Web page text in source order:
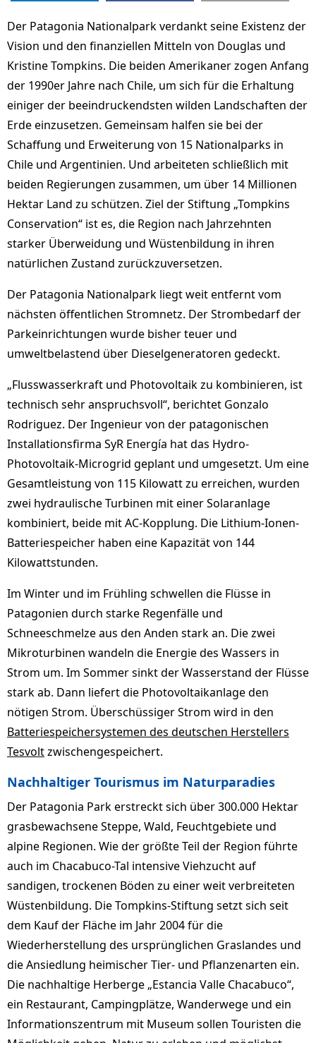
Der Patagonia Nationalpark verdankt seine Existenz der
Vision und den finanziellen Mitteln von Douglas und
Kristine Tompkins. Die beiden Amerikaner zogen Anfang
der 1990er Jahre nach Chile, um sich für die Erhaltung
einiger der beeindruckendsten wilden Landschaften der
Erde einzusetzen. Gemeinsam halfen sie bei der
Schaffung und Erweiterung von 15 Nationalparks in
Chile und Argentinien. Und arbeiteten schließlich mit
beiden Regierungen zusammen, um über 14 Millionen
Hektar Land zu schützen. Ziel der Stiftung „Tompkins
Conservation“ ist es, die Region nach Jahrzehnten
starker Überweidung und Wüstenbildung in ihren
natürlichen Zustand zurückzuversetzen.
Der Patagonia Nationalpark liegt weit entfernt vom
nächsten öffentlichen Stromnetz. Der Strombedarf der
Parkeinrichtungen wurde bisher teuer und
umweltbelastend über Dieselgeneratoren gedeckt.
„Flusswasserkraft und Photovoltaik zu kombinieren, ist
technisch sehr anspruchsvoll“, berichtet Gonzalo
Rodriguez. Der Ingenieur von der patagonischen
Installationsfirma SyR Energía hat das Hydro-
Photovoltaik-Microgrid geplant und umgesetzt. Um eine
Gesamtleistung von 115 Kilowatt zu erreichen, wurden
zwei hydraulische Turbinen mit einer Solaranlage
kombiniert, beide mit AC-Kopplung. Die Lithium-Ionen-
Batteriespeicher haben eine Kapazität von 144
Kilowattstunden.
Im Winter und im Frühling schwellen die Flüsse in
Patagonien durch starke Regenfälle und
Schneeschmelze aus den Anden stark an. Die zwei
Mikroturbinen wandeln die Energie des Wassers in
Strom um. Im Sommer sinkt der Wasserstand der Flüsse
stark ab. Dann liefert die Photovoltaikanlage den
nötigen Strom. Überschüssiger Strom wird in den
Batteriespeichersystemen des deutschen Herstellers
Tesvoltzwischengespeichert.
Nachhaltiger Tourismus im Naturparadies
Der Patagonia Park erstreckt sich über 300.000 Hektar
grasbewachsene Steppe, Wald, Feuchtgebiete und
alpine Regionen. Wie der größte Teil der Region führte
auch im Chacabuco-Tal intensive Viehzucht auf
sandigen, trockenen Böden zu einer weit verbreiteten
Wüstenbildung. Die Tompkins-Stiftung setzt sich seit
dem Kauf der Fläche im Jahr 2004 für die
Wiederherstellung des ursprünglichen Graslandes und
die Ansiedlung heimischer Tier- und Pflanzenarten ein.
Die nachhaltige Herberge „Estancia Valle Chacabuco“,
ein Restaurant, Campingplätze, Wanderwege und ein
Informationszentrum mit Museum sollen Touristen die